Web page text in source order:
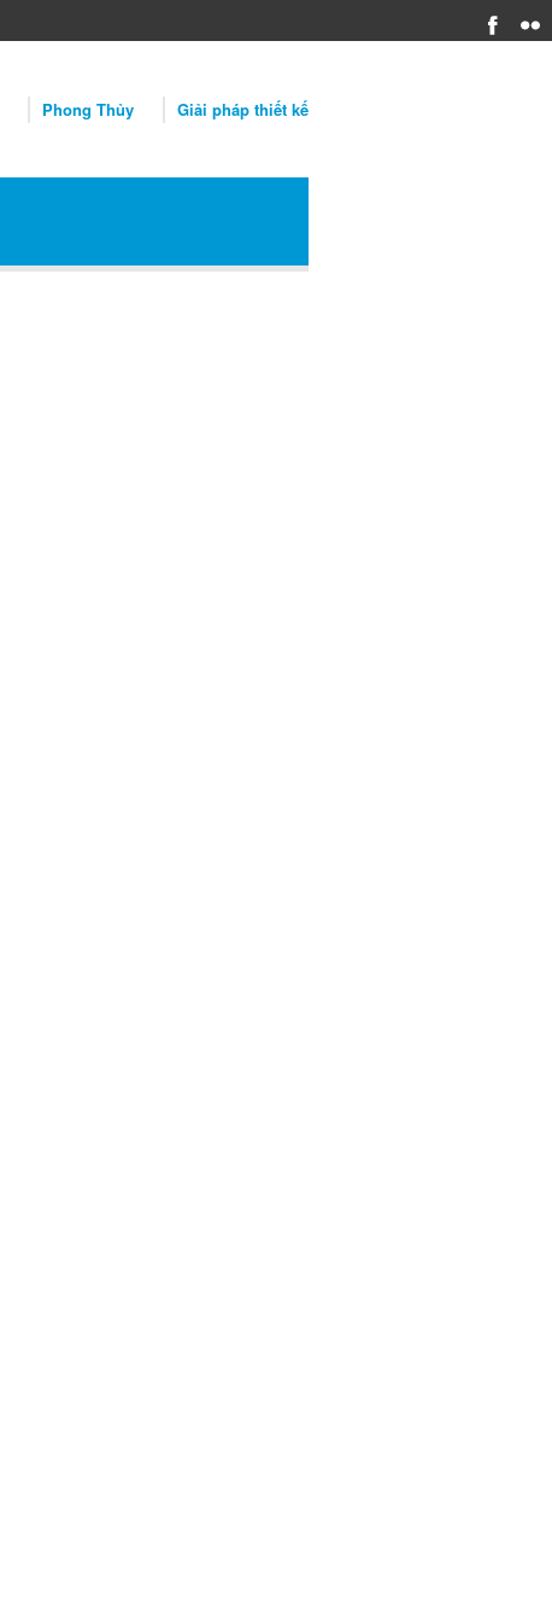
Phong Thủy Giải pháp thiết kế